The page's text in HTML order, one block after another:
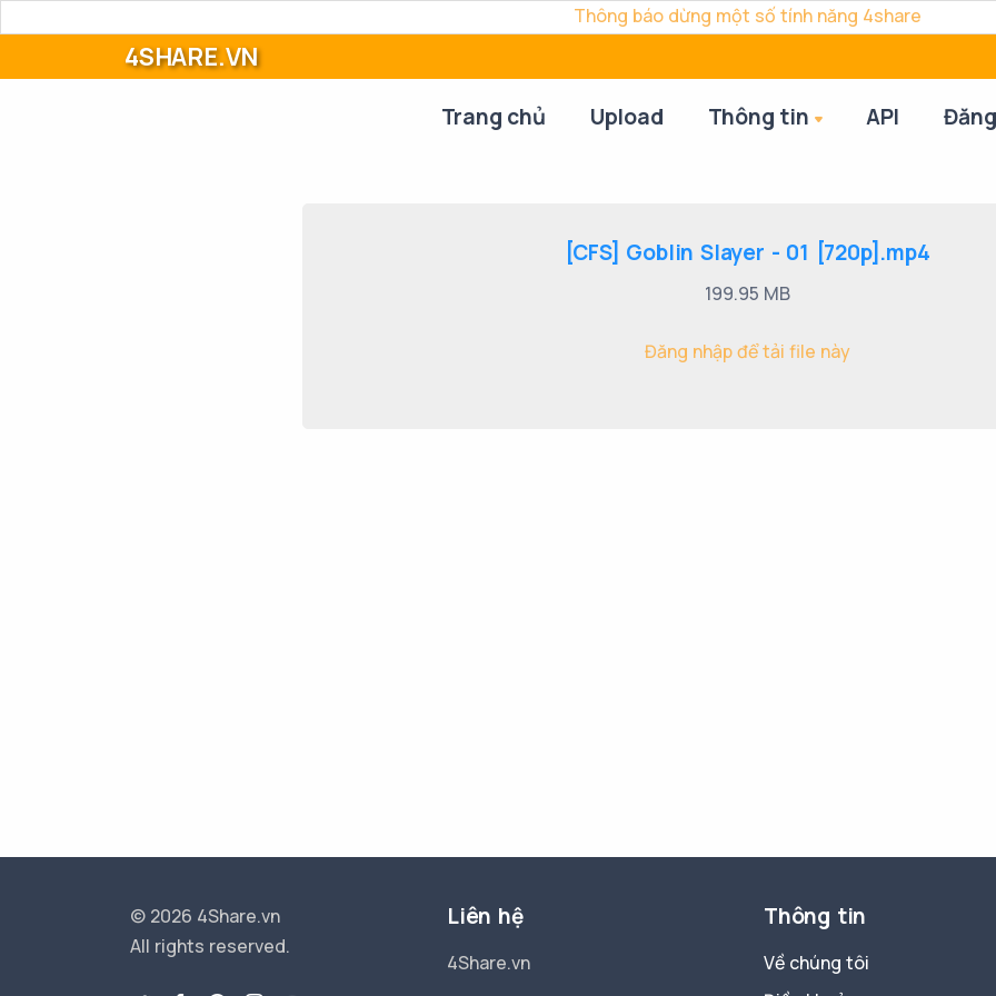
Thông báo dừng một số tính năng 4share
4SHARE.VN
Trang chủ Upload Thông tin API
[CFS] Goblin Slayer - 01 [720p].mp4
199.95 MB
Đăng nhập để tải file này
© 2026 4Share.vn
All rights reserved.
Liên hệ
4Share.vn
Thông tin
Về chúng tôi